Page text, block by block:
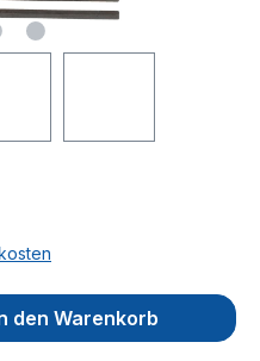
den gewünschten
den Warenkorb